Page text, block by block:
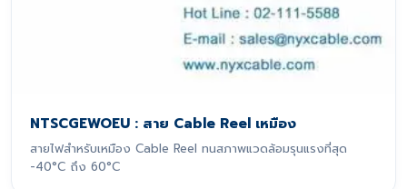
NTSCGEWOEU : สาย Cable Reel เหมือง
สายไฟสำหรับเหมือง Cable Reel ทนสภาพแวดล้อมรุนแรงที่สุด
-40°C ถึง 60°C